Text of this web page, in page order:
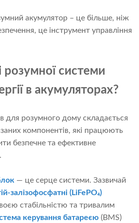
акумулятор – це більше, ніж
це інструмент управління
системи
в акумуляторах?
для розумного дому складається
компонентів, які працюють
безпечне та ефективне
— це серце системи. Зазвичай
залізофосфатні (LiFePO₄)
стабільністю та тривалим
керування батареєю (BMS)